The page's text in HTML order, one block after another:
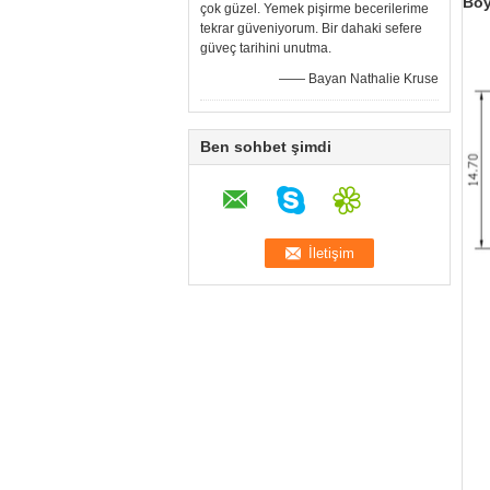
çok güzel. Yemek pişirme becerilerime
tekrar güveniyorum. Bir dahaki sefere
güveç tarihini unutma.
—— Bayan Nathalie Kruse
Ben sohbet şimdi